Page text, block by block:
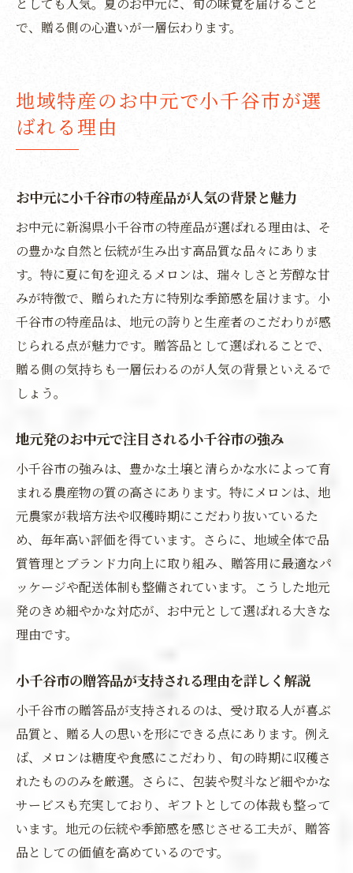
新潟の贈り物に選ばれる小千谷市のお中元
特選品
高級感あふれる小千谷市特産の贈答用お中
元
お中元で高級感を伝える小千谷市の逸品
小千谷市特産品で贈るお中元の選び方ガイド
お中元選びで外さない小千谷市特産品の選
小千谷市のお中元特産品比較で失敗しない
コツ
お中元に最適な小千谷市のおすすめギフト
ト
お中元で差がつく小千谷市特産メロンの選
び方
小千谷市お中元のネット通販活用法を解説
ふるさと納税で楽しむ小千谷市のお中元体験
ふるさと納税返礼品に選ぶお中元の新定番
とは
小千谷市のお中元特産品を納税で賢く楽し
ふるさと納税で届く小千谷市メロンのお中
お中元にぴったりな小千谷市返礼品の選び
方
小千谷市のふるさと納税で喜ばれるお中元
特集
納税を活用した小千谷市のお中元ギフトの
魅力
で、贈る側の心遣いが一層伝わります。
地域特産のお中元で小千谷市が選
ばれる理由
お中元に小千谷市の特産品が人気の背景と魅力
お中元に新潟県小千谷市の特産品が選ばれる理由は、そ
の豊かな自然と伝統が生み出す高品質な品々にありま
す。特に夏に旬を迎えるメロンは、瑞々しさと芳醇な甘
みが特徴で、贈られた方に特別な季節感を届けます。小
千谷市の特産品は、地元の誇りと生産者のこだわりが感
じられる点が魅力です。贈答品として選ばれることで、
贈る側の気持ちも一層伝わるのが人気の背景といえるで
しょう。
地元発のお中元で注目される小千谷市の強み
小千谷市の強みは、豊かな土壌と清らかな水によって育
まれる農産物の質の高さにあります。特にメロンは、地
元農家が栽培方法や収穫時期にこだわり抜いているた
め、毎年高い評価を得ています。さらに、地域全体で品
質管理とブランド力向上に取り組み、贈答用に最適なパ
ッケージや配送体制も整備されています。こうした地元
発のきめ細やかな対応が、お中元として選ばれる大きな
理由です。
小千谷市の贈答品が支持される理由を詳しく解説
小千谷市の贈答品が支持されるのは、受け取る人が喜ぶ
品質と、贈る人の思いを形にできる点にあります。例え
ば、メロンは糖度や食感にこだわり、旬の時期に収穫さ
れたもののみを厳選。さらに、包装や熨斗など細やかな
サービスも充実しており、ギフトとしての体裁も整って
います。地元の伝統や季節感を感じさせる工夫が、贈答
品としての価値を高めているのです。